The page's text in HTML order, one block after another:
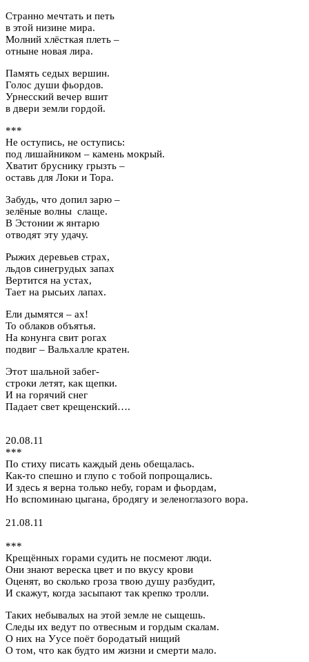
Странно мечтать и петь
в этой низине мира.
Молний хлёсткая плеть –
отныне новая лира.
Память седых вершин.
Голос души фьордов.
Урнесский вечер вшит
в двери земли гордой.
***
Не оступись, не оступись:
под лишайником – камень мокрый.
Хватит бруснику грызть –
оставь для Локи и Тора.
Забудь, что допил зарю –
зелёные волны слаще.
В Эстонии ж янтарю
отводят эту удачу.
Рыжих деревьев страх,
льдов синегрудых запах
Вертится на устах,
Тает на рысьих лапах.
Ели дымятся – ах!
То облаков объятья.
На конунга свит рогах
подвиг – Вальхалле кратен.
Этот шальной забег-
строки летят, как щепки.
И на горячий снег
Падает свет крещенский….
20.08.11
***
По стиху писать каждый день обещалась.
Как-то спешно и глупо с тобой попрощались.
И здесь я верна только небу, горам и фьордам,
Но вспоминаю цыгана, бродягу и зеленоглазого вора.
21.08.11
***
Крещённых горами судить не посмеют люди.
Они знают вереска цвет и по вкусу крови
Оценят, во сколько гроза твою душу разбудит,
И скажут, когда засыпают так крепко тролли.
Таких небывалых на этой земле не сыщешь.
Следы их ведут по отвесным и гордым скалам.
О них на Уусе поёт бородатый нищий
О том, что как будто им жизни и смерти мало.